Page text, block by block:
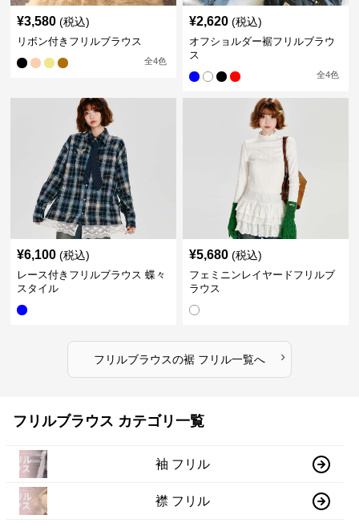
¥3,580 (税込)
リボン付きフリルブラウス
全4色
¥2,620 (税込)
オフショルダー裾フリルブラウ
ス
全4色
¥6,100 (税込)
レース付きフリルブラウス 蝶々
スタイル
¥5,680 (税込)
フェミニンレイヤードフリルブ
ラウス
フリルブラウスの裾 フリル一覧へ ›
フリルブラウス カテゴリ一覧
袖 フリル
襟 フリル